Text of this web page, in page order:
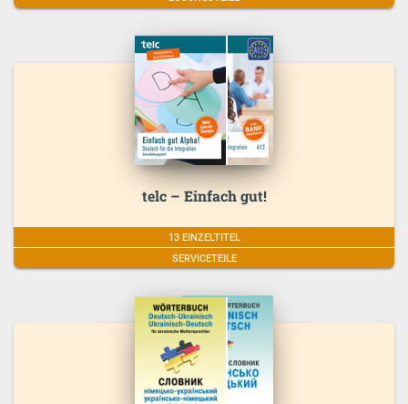
telc – Einfach gut!
13 EINZELTITEL
SERVICETEILE